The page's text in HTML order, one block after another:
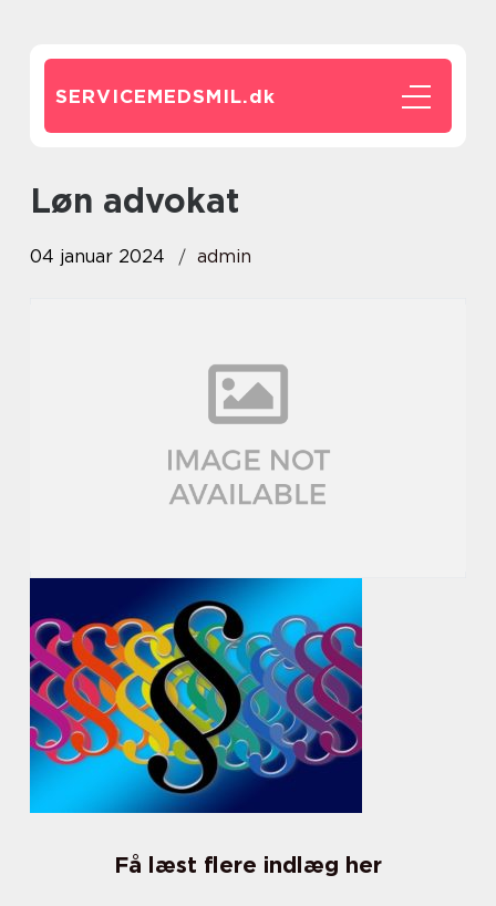
SERVICEMEDSMIL.dk
løn advokat
04 januar 2024 admin
Få læst flere indlæg her